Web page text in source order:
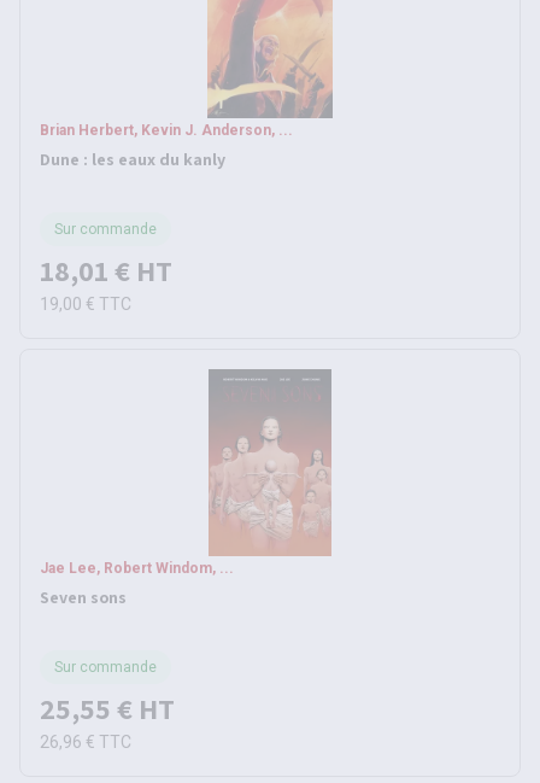
Brian Herbert, Kevin J. Anderson, ...
Dune : les eaux du kanly
Sur commande
18,01 € HT
19,00 € TTC
Jae Lee, Robert Windom, ...
Seven sons
Sur commande
25,55 € HT
26,96 € TTC